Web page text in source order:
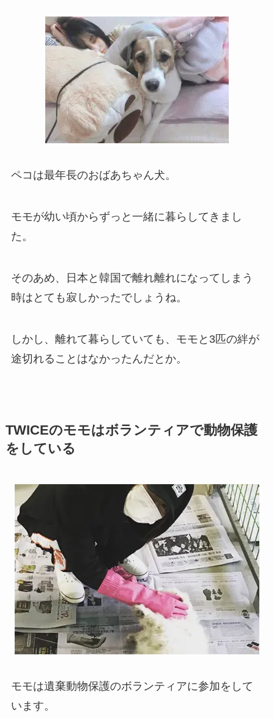
ペコは最年長のおばあちゃん犬。
モモが幼い頃からずっと一緒に暮らしてきまし
た。
そのあめ、日本と韓国で離れ離れになってしまう
時はとても寂しかったでしょうね。
しかし、離れて暮らしていても、モモと3匹の絆が
途切れることはなかったんだとか。
TWICEのモモはボランティアで動物保護
をしている
モモは遺棄動物保護のボランティアに参加をして
います。